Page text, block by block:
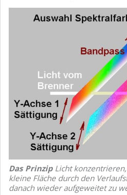
Das Prinzip Licht
kleine Fläche durch den
danach wieder aufgeweitet zu